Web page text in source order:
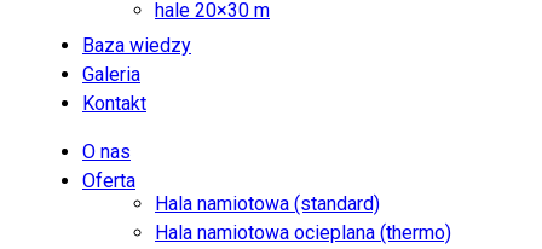
hale 20×30 m
Baza wiedzy
Galeria
Kontakt
O nas
Oferta
Hala namiotowa (standard)
Hala namiotowa ocieplana (thermo)